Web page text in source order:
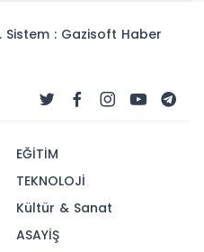
Sistem : Gazisoft Haber
EĞİTİM
TEKNOLOJİ
Kültür & Sanat
ASAYİŞ